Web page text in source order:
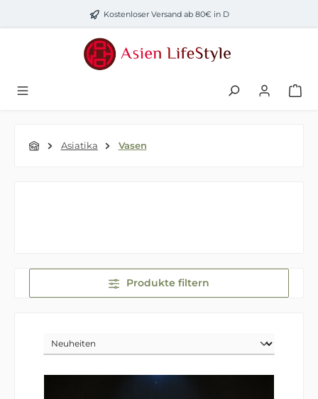
Zum Hauptinhalt springenKostenloser Versand ab 80€ in D
Asiatika Vasen
Produkte filtern